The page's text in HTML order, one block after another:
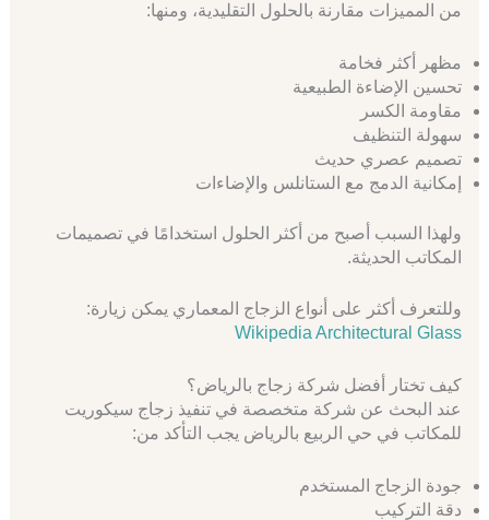
من المميزات مقارنة بالحلول التقليدية، ومنها:
مظهر أكثر فخامة
تحسين الإضاءة الطبيعية
مقاومة الكسر
سهولة التنظيف
تصميم عصري حديث
إمكانية الدمج مع الستانلس والإضاءات
ولهذا السبب أصبح من أكثر الحلول استخدامًا في تصميمات
المكاتب الحديثة.
وللتعرف أكثر على أنواع الزجاج المعماري يمكن زيارة:
Wikipedia Architectural Glass
كيف تختار أفضل شركة زجاج بالرياض؟
عند البحث عن شركة متخصصة في تنفيذ زجاج سيكوريت
للمكاتب في حي الربيع بالرياض يجب التأكد من:
جودة الزجاج المستخدم
دقة التركيب